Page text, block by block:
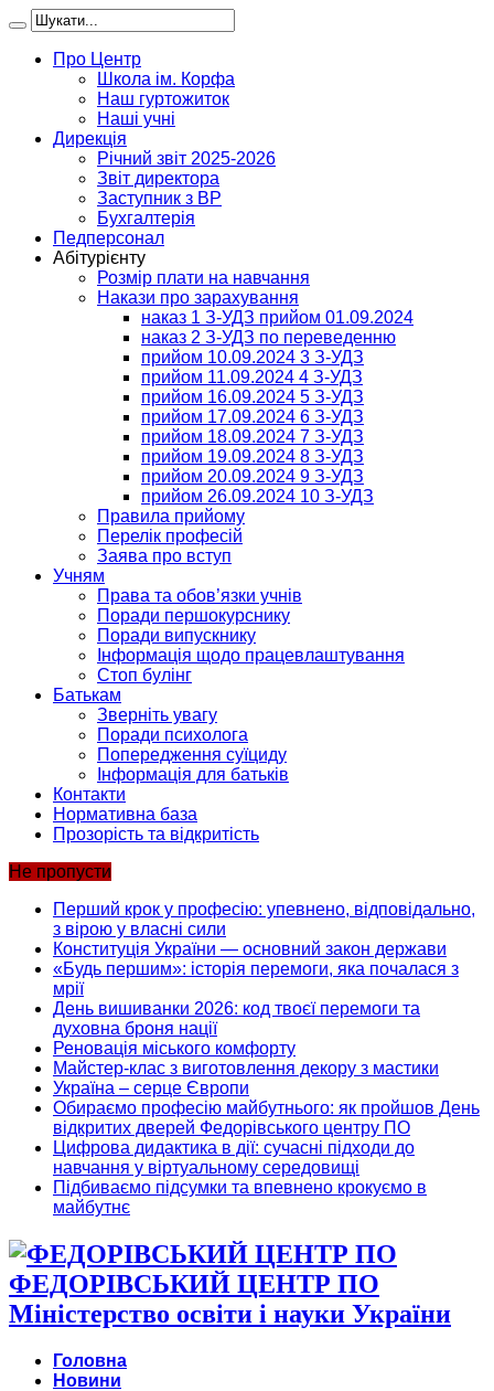
Про Центр
Школа ім. Корфа
Наш гуртожиток
Наші учні
Дирекція
Річний звіт 2025-2026
Звіт директора
Заступник з ВР
Бухгалтерія
Педперсонал
Абітурієнту
Розмір плати на навчання
Накази про зарахування
наказ 1 З-УДЗ прийом 01.09.2024
наказ 2 З-УДЗ по переведенню
прийом 10.09.2024 3 З-УДЗ
прийом 11.09.2024 4 З-УДЗ
прийом 16.09.2024 5 З-УДЗ
прийом 17.09.2024 6 З-УДЗ
прийом 18.09.2024 7 З-УДЗ
прийом 19.09.2024 8 З-УДЗ
прийом 20.09.2024 9 З-УДЗ
прийом 26.09.2024 10 З-УДЗ
Правила прийому
Перелік професій
Заява про вступ
Учням
Права та обов’язки учнів
Поради першокурснику
Поради випускнику
Інформація щодо працевлаштування
Стоп булінг
Батькам
Зверніть увагу
Поради психолога
Попередження суїциду
Інформація для батьків
Контакти
Нормативна база
Прозорість та відкритість
Не пропусти
Перший крок у професію: упевнено, відповідально,
з вірою у власні сили
Конституція України — основний закон держави
«Будь першим»: історія перемоги, яка почалася з
мрії
День вишиванки 2026: код твоєї перемоги та
духовна броня нації
Реновація міського комфорту
Майстер-клас з виготовлення декору з мастики
Україна – серце Європи
Обираємо професію майбутнього: як пройшов День
відкритих дверей Федорівського центру ПО
Цифрова дидактика в дії: сучасні підходи до
навчання у віртуальному середовищі
Підбиваємо підсумки та впевнено крокуємо в
майбутнє
ФЕДОРІВСЬКИЙ ЦЕНТР ПО
Міністерство освіти і науки України
Головна
Новини